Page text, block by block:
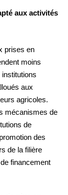
aux activités
prises en
moins
aux
agricoles.
mécanismes de
de
des
de la filière
financement